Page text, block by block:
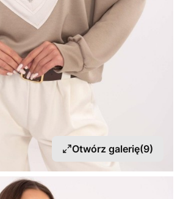
Otwórz galerię(9)